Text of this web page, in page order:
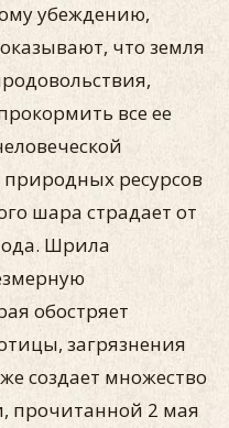
убеждению,
что земля
все ее
ресурсов
шара страдает от
Шрила
обостряет
загрязнения
создает множество
прочитанной 2 мая